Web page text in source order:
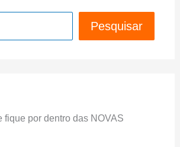
Pesquisar
fique por dentro das NOVAS